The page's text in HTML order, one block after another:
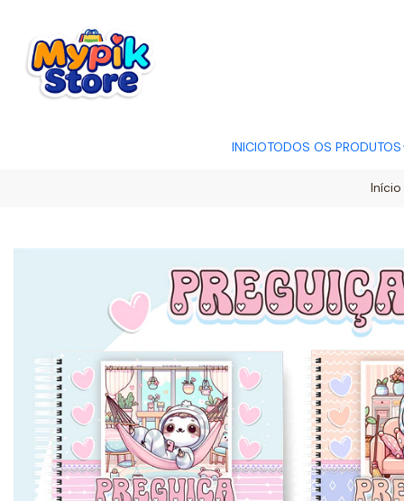
INICIOTODOS OS PRODUTOS
Início